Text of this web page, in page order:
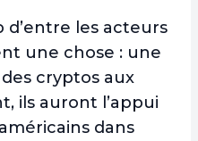
d’entre les acteurs
une chose : une
des cryptos aux
ils auront l’appui
dans